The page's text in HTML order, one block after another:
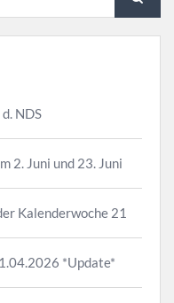
NDS
2. Juni und 23. Juni
Kalenderwoche 21
*Update*